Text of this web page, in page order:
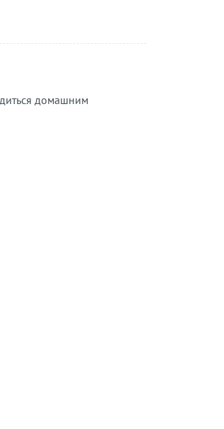
домашним